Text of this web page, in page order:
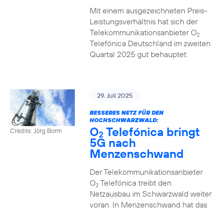
Mit einem ausgezeichneten Preis-
Leistungsverhältnis hat sich der
Telekommunikationsanbieter O2
Telefónica Deutschland im zweiten
Quartal 2025 gut behauptet.
Credits: Jörg Borm
29. Juli 2025
BESSERES NETZ FÜR DEN
HOCHSCHWARZWALD:
O2 Telefónica bringt
5G nach
Menzenschwand
Der Telekommunikationsanbieter
O2Telefónica treibt den
Netzausbau im Schwarzwald weiter
voran. In Menzenschwand hat das